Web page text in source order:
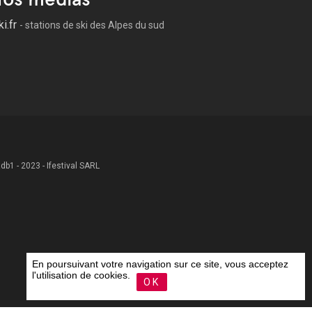
- stations de ski des Alpes du sud
- 2023 - Ifestival SARL
En poursuivant votre navigation sur ce site, vous acceptez
l'utilisation de cookies.
OK